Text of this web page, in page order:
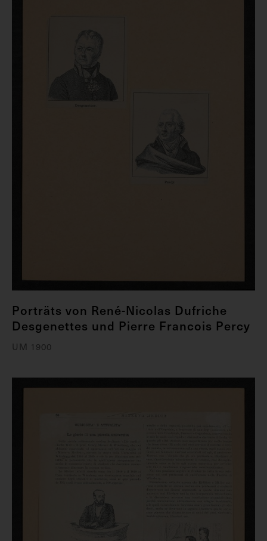
Porträts von René-Nicolas Dufriche
Desgenettes und Pierre Francois Percy
UM 1900